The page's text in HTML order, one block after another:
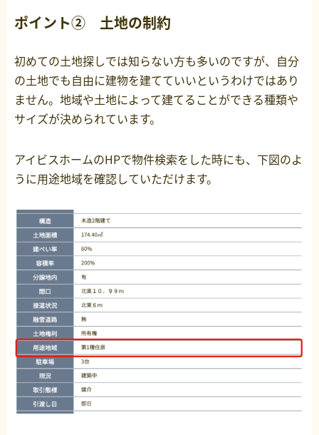
ポイント② 土地の制約
初めての土地探しでは知らない方も多いのですが、自分
の土地でも自由に建物を建てていいというわけではあり
ません。地域や土地によって建てることができる種類や
サイズが決められています。
アイビスホームのHPで物件検索をした時にも、下図のよ
うに用途地域を確認していただけます。